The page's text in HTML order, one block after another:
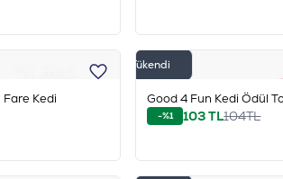
Kedi
Tükendi
Good 4 Fun Kedi Ödül
-%1 103TL104TL